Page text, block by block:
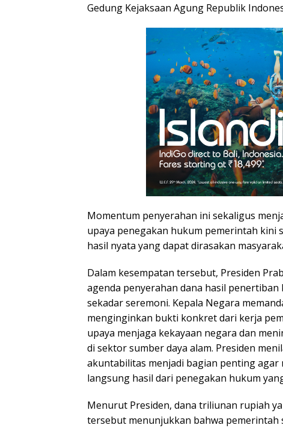
Gedung Kejaksaan Agung Republik
Momentum penyerahan ini sekaligus
upaya penegakan hukum pemerintah kini
hasil nyata yang dapat dirasakan
Dalam kesempatan tersebut, Presiden
agenda penyerahan dana hasil
sekadar seremoni. Kepala Negara
menginginkan bukti konkret dari kerja
upaya menjaga kekayaan negara dan
di sektor sumber daya alam. Presiden
akuntabilitas menjadi bagian penting agar
langsung hasil dari penegakan hukum
Menurut Presiden, dana triliunan rupiah
tersebut menunjukkan bahwa pemerintah